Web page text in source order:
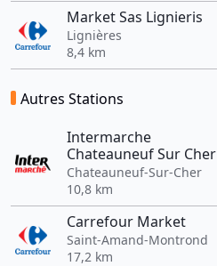
Market Sas Lignieris
Lignières
8,4 km
Autres Stations
Intermarche
Chateauneuf Sur Cher
Chateauneuf-Sur-Cher
10,8 km
Carrefour Market
Saint-Amand-Montrond
17,2 km